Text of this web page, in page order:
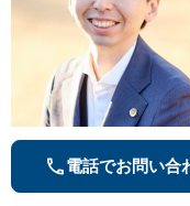
電話でお問い合